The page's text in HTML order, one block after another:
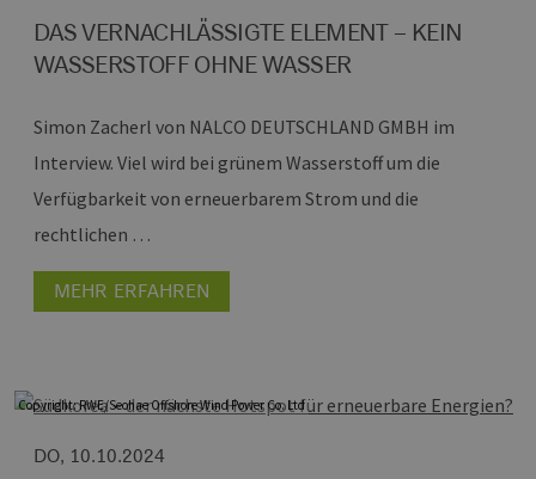
DAS VERNACHLÄSSIGTE ELEMENT – KEIN
WASSERSTOFF OHNE WASSER
Simon Zacherl von NALCO DEUTSCHLAND GMBH im
Interview. Viel wird bei grünem Wasserstoff um die
Verfügbarkeit von erneuerbarem Strom und die
rechtlichen …
MEHR ERFAHREN
Copyright: RWE/Seohae Offshore Wind Power Co. Ltd
DO, 10.10.2024